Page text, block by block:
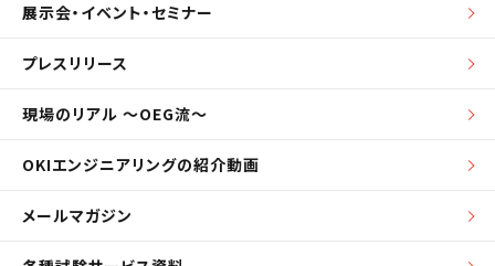
展示会・イベント・セミナー
プレスリリース
現場のリアル ～OEG流～
OKIエンジニアリングの紹介動画
メールマガジン